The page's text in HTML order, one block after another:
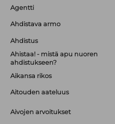
Agentti
Ahdistava armo
Ahdistus
Ahistaa! - mistä apu nuoren
ahdistukseen?
Aikansa rikos
Aitouden aateluus
Aivojen arvoitukset